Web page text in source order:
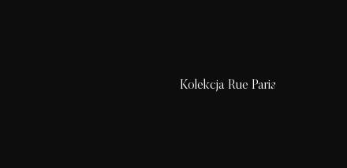
Kolekcja Rue Paris